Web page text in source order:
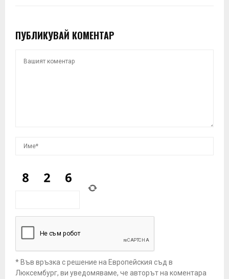
ПУБЛИКУВАЙ КОМЕНТАР
* Във връзка с решение на Европейския съд в
Люксембург, ви уведомяваме, че авторът на коментара